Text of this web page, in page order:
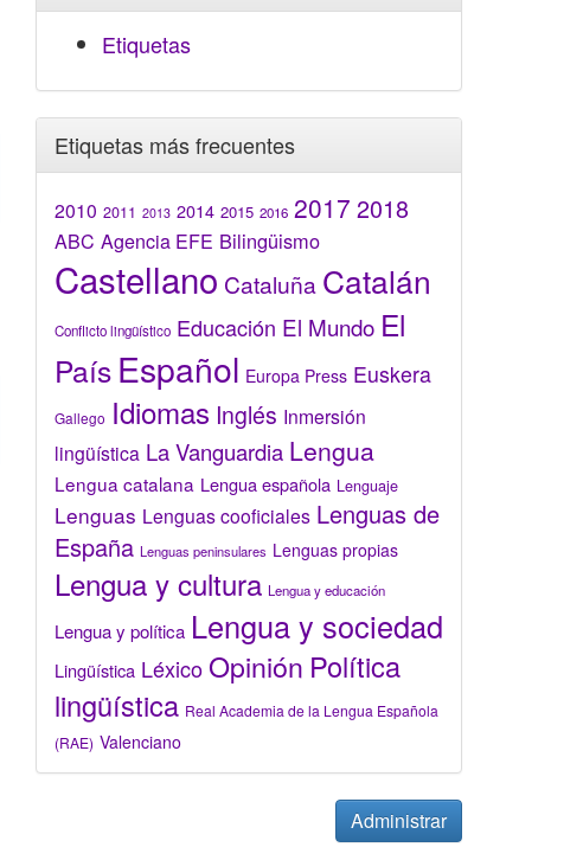
Etiquetas
Etiquetas más frecuentes
2010 2011 2013 2014 2015 2016 2017 2018
ABC Agencia EFE Bilingüismo
Castellano Cataluña Catalán
Conflicto lingüístico Educación El Mundo El
País Español Europa Press Euskera
Gallego Idiomas Inglés Inmersión
lingüística La Vanguardia Lengua
Lengua catalana Lengua española Lenguaje
Lenguas Lenguas cooficiales Lenguas de
España Lenguas peninsulares Lenguas propias
Lengua y cultura Lengua y educación
Lengua y política Lengua y sociedad
Lingüística LéxicoOpinión Política
lingüística Real Academia de la Lengua Española
(RAE) Valenciano
Administrar